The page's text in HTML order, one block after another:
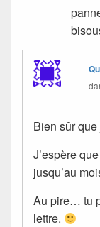
Bien sûr
J’espère
jusqu’au
Au pire… tu
lettre.